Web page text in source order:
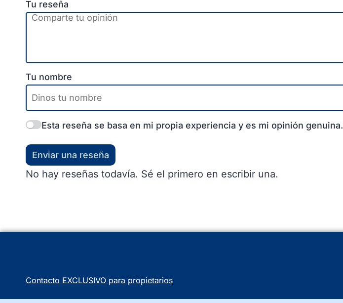
Tu reseña
Tu nombre
Esta reseña se basa en mi propia experiencia y es mi opinión genuina.
Enviar una reseña
No hay reseñas todavía. Sé el primero en escribir una.
Contacto EXCLUSIVO para propietarios